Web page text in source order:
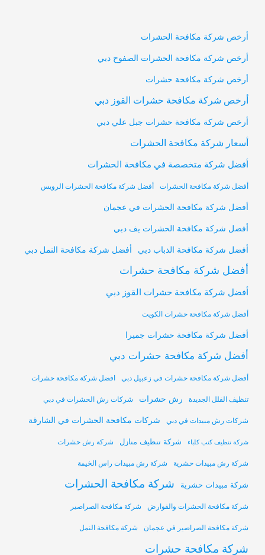
أرخص شركة مكافحة الحشرات
أرخص شركة مكافحة الحشرات الصفوح دبي
أرخص شركة مكافحة حشرات
أرخص شركة مكافحة حشرات القوز دبي
أرخص شركة مكافحة حشرات جبل علي دبي
أسعار شركة مكافحة الحشرات
أفضل شركة متخصصة في مكافحة الحشرات
أفضل شركة مكافحة الحشرات أفضل شركة مكافحة الحشرات الرويس
أفضل شركة مكافحة الحشرات في عجمان
أفضل شركة مكافحة الحشرات يف دبي
أفضل شركة مكافحة الذباب دبي أفضل شركة مكافحة النمل دبي
أفضل شركة مكافحة حشرات
أفضل شركة مكافحة حشرات القوز دبي
أفضل شركة مكافحة حشرات الكويت
أفضل شركة مكافحة حشرات جميرا
أفضل شركة مكافحة حشرات دبي
أفضل شركة مكافحة حشرات في زعبيل دبي افضل شركة مكافحة حشرات
تنظيف الفلل الجديدة رش حشرات شركات رش الحشرات في دبي
شركات رش مبيدات في دبي شركات مكافحة الحشرات في الشارقة
شركة تنظيف كنب كلباء شركة تنظيف منازل شركة رش حشرات
شركة رش مبيدات حشرية شركة رش مبيدات راس الخيمة
شركة مبيدات حشرية شركة مكافحة الحشرات
شركة مكافحة الحشرات والقوارض شركة مكافحة الصراصير
شركة مكافحة الصراصير في عجمان شركة مكافحة النمل
شركة مكافحة حشرات